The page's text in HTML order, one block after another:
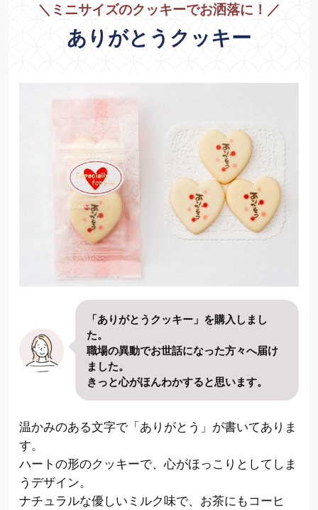
＼ ミニサイズのクッキーでお洒落に！ ／
ありがとうクッキー
「ありがとうクッキー」を購入しまし
た。
職場の異動でお世話になった方々へ届け
ました。
きっと心がほんわかすると思います。
温かみのある文字で「ありがとう」が書いてありま
す。
ハートの形のクッキーで、心がほっこりとしてしま
うデザイン。
ナチュラルな優しいミルク味で、お茶にもコーヒ